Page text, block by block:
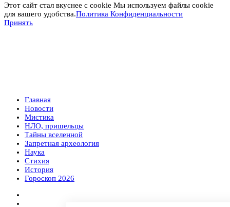
Этот сайт стал вкуснее с cookie Мы используем файлы cookie
для вашего удобства.Политика Конфиденциальности
Принять
Главная
Новости
Мистика
НЛО, пришельцы
Тайны вселенной
Запретная археология
Наука
Стихия
История
Гороскоп 2026